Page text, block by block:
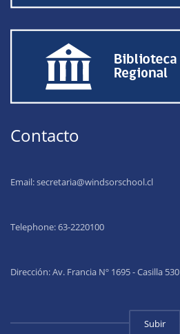
Contacto
Email:secretaria@windsorschool.cl
Telephone: 63-2220100
Dirección: Av. Francia Nº 1695 - Casilla 530
Subir